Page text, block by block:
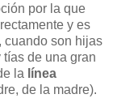
por la que
y es
cuando son hijas
de una gran
la línea
de la madre).